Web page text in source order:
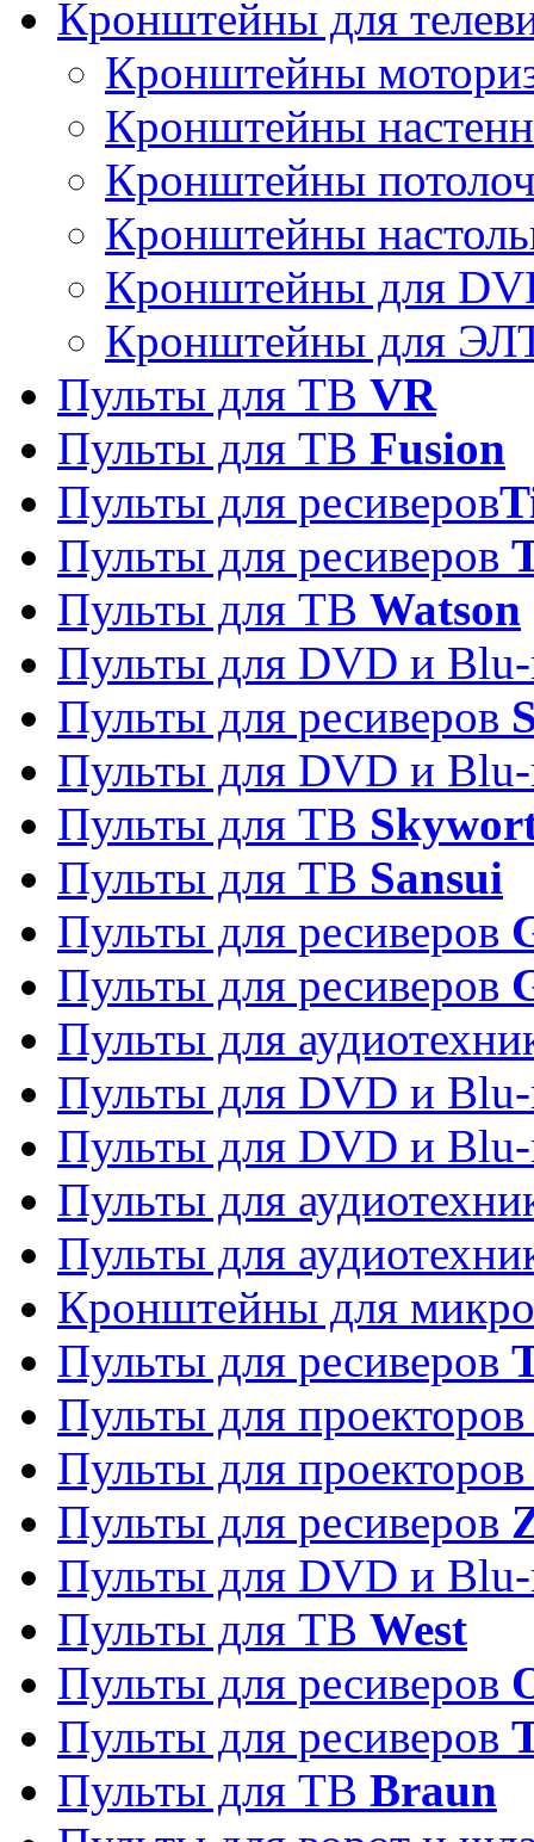
Кронштейны для
Кронштейны
Кронштейны
Кронштейны
Кронштейны
Кронштейны для
Кронштейны для
Пульты для ТВ VR
Пульты для ТВ Fusion
Пульты для ресиверов
Пульты для ресиверов
Пульты для ТВ Watson
Пульты для DVD и
Пульты для ресиверов
Пульты для DVD и
Пульты для ТВ
Пульты для ТВ Sansui
Пульты для ресиверов
Пульты для ресиверов
Пульты для
Пульты для DVD и
Пульты для DVD и
Пульты для
Пульты для
Кронштейны для
Пульты для ресиверов
Пульты для
Пульты для
Пульты для ресиверов
Пульты для DVD и
Пульты для ТВ West
Пульты для ресиверов
Пульты для ресиверов
Пульты для ТВ Braun